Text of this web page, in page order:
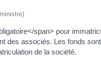
span> pour
des associés. Les fonds
de la société.